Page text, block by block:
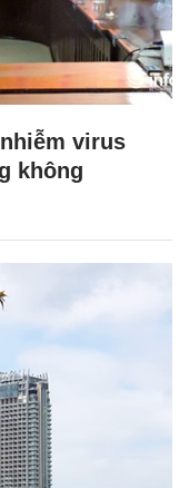
virus
không